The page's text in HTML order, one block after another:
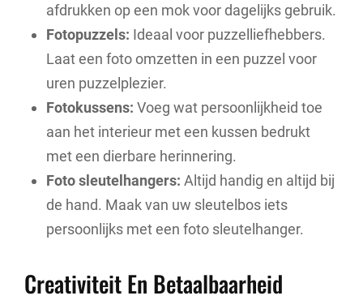
afdrukken op een mok voor dagelijks gebruik.
Fotopuzzels: Ideaal voor puzzelliefhebbers.
Laat een foto omzetten in een puzzel voor
uren puzzelplezier.
Fotokussens: Voeg wat persoonlijkheid toe
aan het interieur met een kussen bedrukt
met een dierbare herinnering.
Foto sleutelhangers: Altijd handig en altijd bij
de hand. Maak van uw sleutelbos iets
persoonlijks met een foto sleutelhanger.
Creativiteit En Betaalbaarheid